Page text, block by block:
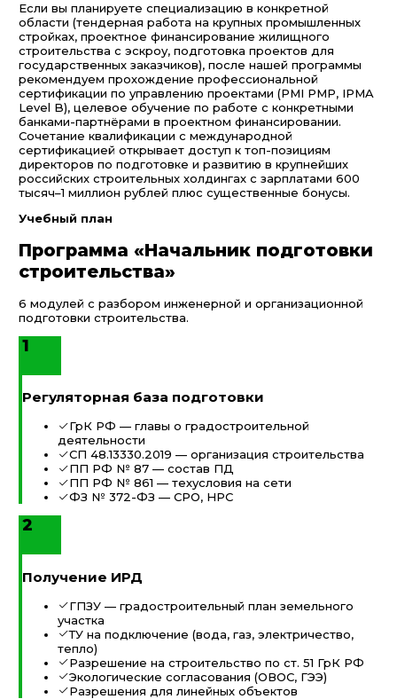
Если вы планируете специализацию в конкретной
области (тендерная работа на крупных промышленных
стройках, проектное финансирование жилищного
строительства с эскроу, подготовка проектов для
государственных заказчиков), после нашей программы
рекомендуем прохождение профессиональной
сертификации по управлению проектами (PMI PMP, IPMA
Level B), целевое обучение по работе с конкретными
банками-партнёрами в проектном финансировании.
Сочетание квалификации с международной
сертификацией открывает доступ к топ-позициям
директоров по подготовке и развитию в крупнейших
российских строительных холдингах с зарплатами 600
тысяч–1 миллион рублей плюс существенные бонусы.
Учебный план
Программа «Начальник подготовки
строительства»
6 модулей с разбором инженерной и организационной
подготовки строительства.
1
Регуляторная база подготовки
ГрК РФ — главы о градостроительной
деятельности
СП 48.13330.2019 — организация строительства
ПП РФ № 87 — состав ПД
ПП РФ № 861 — техусловия на сети
ФЗ № 372-ФЗ — СРО, НРС
2
Получение ИРД
ГПЗУ — градостроительный план земельного
участка
ТУ на подключение (вода, газ, электричество,
тепло)
Разрешение на строительство по ст. 51 ГрК РФ
Экологические согласования (ОВОС, ГЭЭ)
Разрешения для линейных объектов